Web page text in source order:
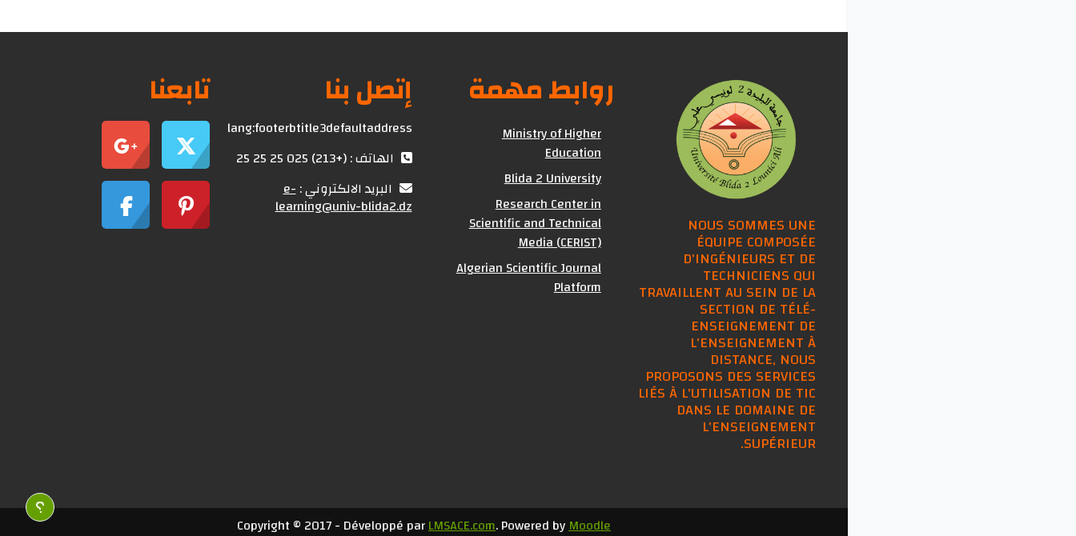
NOUS SOMMES UNE
ÉQUIPE COMPOSÉE
D'INGÉNIEURS ET DE
TECHNICIENS QUI
TRAVAILLENT AU SEIN DE LA
SECTION DE TÉLÉ-
ENSEIGNEMENT DE
L'ENSEIGNEMENT À
DISTANCE, NOUS
PROPOSONS DES SERVICES
LIÉS À L'UTILISATION DE TIC
DANS LE DOMAINE DE
L'ENSEIGNEMENT
SUPÉRIEUR.
روابط مهمة
Ministry of Higher
Education
Blida 2 University
Research Center in
Scientific and Technical
Media (CERIST)
Algerian Scientific Journal
Platform
إتصل بنا
lang:footerbtitle3defaultaddress
الهاتف : (+213) 025 25 25 25
البريد الالكتروني :e-
learning@univ-blida2.dz
تابعنا
Copyright © 2017 - Développé parLMSACE.com. Powered byMoodle